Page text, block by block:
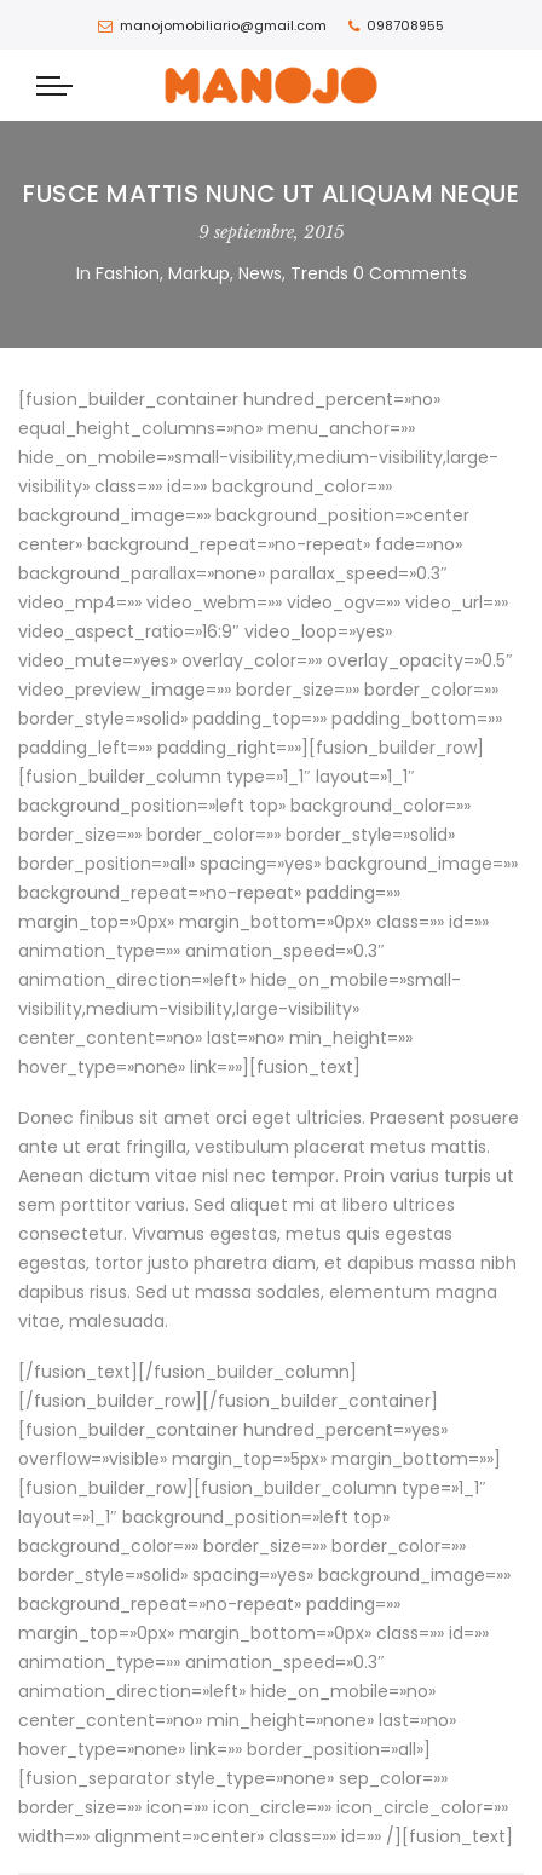
manojomobiliario@gmail.com 098708955
FUSCE MATTIS NUNC UT ALIQUAM NEQUE
9 septiembre, 2015
In Fashion, Markup, News, Trends 0 Comments
[fusion_builder_container hundred_percent=»no»
equal_height_columns=»no» menu_anchor=»»
hide_on_mobile=»small-visibility,medium-visibility,large-
visibility» class=»» id=»» background_color=»»
background_image=»» background_position=»center
center» background_repeat=»no-repeat» fade=»no»
background_parallax=»none» parallax_speed=»0.3″
video_mp4=»» video_webm=»» video_ogv=»» video_url=»»
video_aspect_ratio=»16:9″ video_loop=»yes»
video_mute=»yes» overlay_color=»» overlay_opacity=»0.5″
video_preview_image=»» border_size=»» border_color=»»
border_style=»solid» padding_top=»» padding_bottom=»»
padding_left=»» padding_right=»»][fusion_builder_row]
[fusion_builder_column type=»1_1″ layout=»1_1″
background_position=»left top» background_color=»»
border_size=»» border_color=»» border_style=»solid»
border_position=»all» spacing=»yes» background_image=»»
background_repeat=»no-repeat» padding=»»
margin_top=»0px» margin_bottom=»0px» class=»» id=»»
animation_type=»» animation_speed=»0.3″
animation_direction=»left» hide_on_mobile=»small-
visibility,medium-visibility,large-visibility»
center_content=»no» last=»no» min_height=»»
hover_type=»none» link=»»][fusion_text]
Donec finibus sit amet orci eget ultricies. Praesent posuere
ante ut erat fringilla, vestibulum placerat metus mattis.
Aenean dictum vitae nisl nec tempor. Proin varius turpis ut
sem porttitor varius. Sed aliquet mi at libero ultrices
consectetur. Vivamus egestas, metus quis egestas
egestas, tortor justo pharetra diam, et dapibus massa nibh
dapibus risus. Sed ut massa sodales, elementum magna
vitae, malesuada.
[/fusion_text][/fusion_builder_column]
[/fusion_builder_row][/fusion_builder_container]
[fusion_builder_container hundred_percent=»yes»
overflow=»visible» margin_top=»5px» margin_bottom=»»]
[fusion_builder_row][fusion_builder_column type=»1_1″
layout=»1_1″ background_position=»left top»
background_color=»» border_size=»» border_color=»»
border_style=»solid» spacing=»yes» background_image=»»
background_repeat=»no-repeat» padding=»»
margin_top=»0px» margin_bottom=»0px» class=»» id=»»
animation_type=»» animation_speed=»0.3″
animation_direction=»left» hide_on_mobile=»no»
center_content=»no» min_height=»none» last=»no»
hover_type=»none» link=»» border_position=»all»]
[fusion_separator style_type=»none» sep_color=»»
border_size=»» icon=»» icon_circle=»» icon_circle_color=»»
width=»» alignment=»center» class=»» id=»» /][fusion_text]